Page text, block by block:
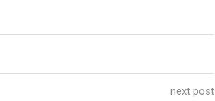
next post